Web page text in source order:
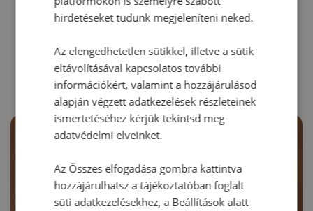
RECEPTAJÁNLÓ
hirdetéseket tudunk megjeleníteni neked.
Az elengedhetetlen sütikkel, illetve a sütik
eltávolításával kapcsolatos további
információkért, valamint a hozzájárulásod
alapján végzett adatkezelések részleteinek
ismertetéséhez kérjük tekintsd meg
adatvédelmi elveinket.
Az Összes elfogadása gombra kattintva
hozzájárulhatsz a tájékoztatóban foglalt
süti adatkezelésekhez, a Beállítások alatt